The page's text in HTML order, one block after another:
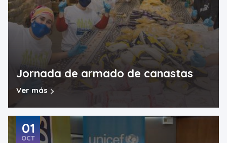
Jornada de armado de canastas
Ver más
01
OCT